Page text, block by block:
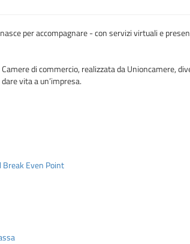
nasce per accompagnare - con servizi virtuali e
di commercio, realizzata da Unioncamere,
vita a un’impresa.
Break Even Point